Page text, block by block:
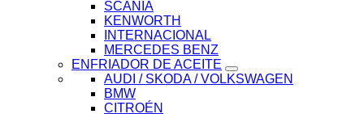
SCANIA
KENWORTH
INTERNACIONAL
MERCEDES BENZ
ENFRIADOR DE ACEITE
AUDI / SKODA / VOLKSWAGEN
BMW
CITROÉN